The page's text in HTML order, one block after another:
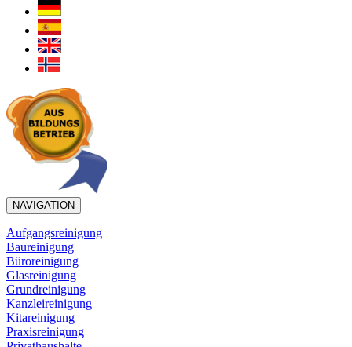
NAVIGATION
Aufgangsreinigung
Baureinigung
Büroreinigung
Glasreinigung
Grundreinigung
Kanzleireinigung
Kitareinigung
Praxisreinigung